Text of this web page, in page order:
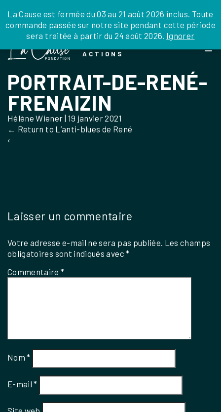
to
the
La Cause est fermée du 03 au 21 août 2026 inclus. Toute
commande passée sur notre site pendant cette période
sera traitée à partir du 24 août 2026. Ignorer
JE DONNE JE PARRAINE NOUS SOUTENIR
DEPUIS LA FRANCE
DEPUIS L’INTERNATIONAL
EN TANT QU’ORGANISATION
LEGS, LIBÉRALITÉS
0 ARTICLE
ACTIONS
PORTRAIT-DE-RENÉ-
FRENAIZIN
Hélène Wiener | 19 janvier 2021
← Return to L’anti-blues de René
‹
Laisser un commentaire
Votre adresse e-mail ne sera pas publiée. Les champs
obligatoires sont indiqués avec*
Commentaire*
Nom*
E-mail*